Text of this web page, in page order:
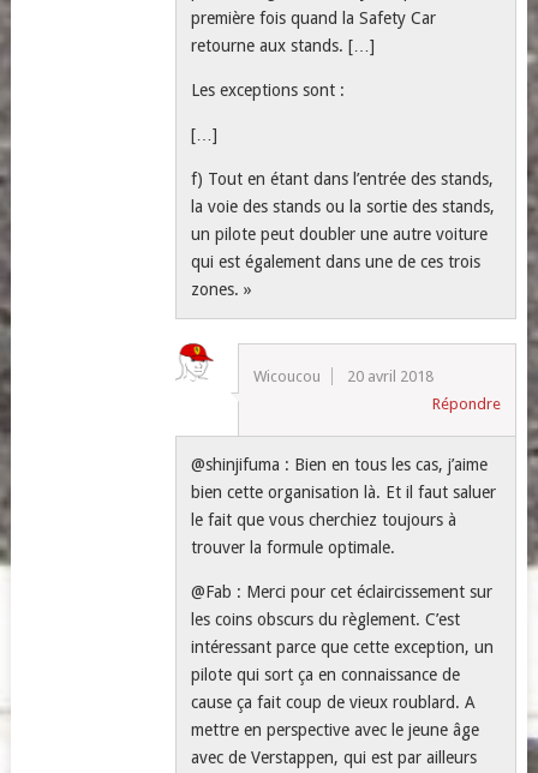
première fois quand la Safety Car
retourne aux stands. […]
Les exceptions sont :
[…]
f) Tout en étant dans l’entrée des stands,
la voie des stands ou la sortie des stands,
un pilote peut doubler une autre voiture
qui est également dans une de ces trois
zones. »
Wicoucou
20 avril 2018
Répondre
@shinjifuma : Bien en tous les cas, j’aime
bien cette organisation là. Et il faut saluer
le fait que vous cherchiez toujours à
trouver la formule optimale.
@Fab : Merci pour cet éclaircissement sur
les coins obscurs du règlement. C’est
intéressant parce que cette exception, un
pilote qui sort ça en connaissance de
cause ça fait coup de vieux roublard. A
mettre en perspective avec le jeune âge
avec de Verstappen, qui est par ailleurs